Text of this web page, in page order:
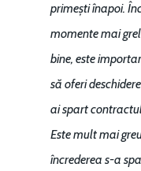
primești înapoi.
momente mai
bine, este
să oferi
ai spart
Este mult mai
încrederea s-a